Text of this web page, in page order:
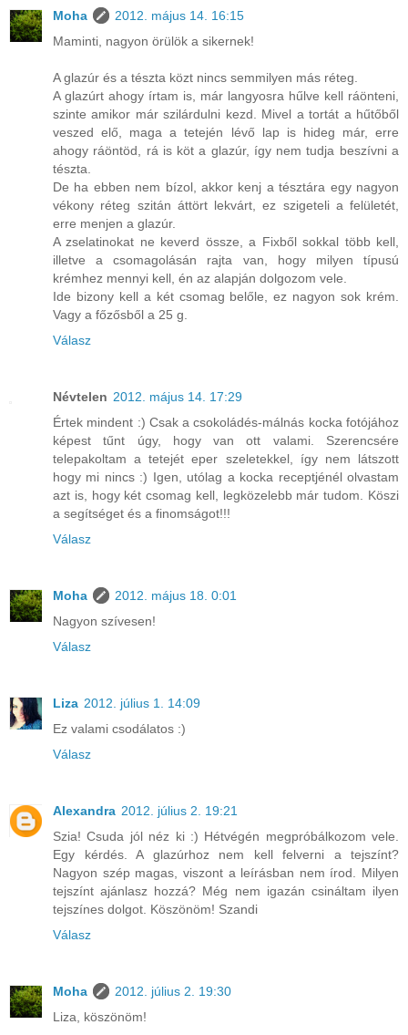
Moha
2012. május 14. 16:15
Maminti, nagyon örülök a sikernek!
A glazúr és a tészta közt nincs semmilyen más réteg.
A glazúrt ahogy írtam is, már langyosra hűlve kell ráönteni,
szinte amikor már szilárdulni kezd. Mivel a tortát a hűtőből
veszed elő, maga a tetején lévő lap is hideg már, erre
ahogy ráöntöd, rá is köt a glazúr, így nem tudja beszívni a
tészta.
De ha ebben nem bízol, akkor kenj a tésztára egy nagyon
vékony réteg szitán áttört lekvárt, ez szigeteli a felületét,
erre menjen a glazúr.
A zselatinokat ne keverd össze, a Fixből sokkal több kell,
illetve a csomagolásán rajta van, hogy milyen típusú
krémhez mennyi kell, én az alapján dolgozom vele.
Ide bizony kell a két csomag belőle, ez nagyon sok krém.
Vagy a főzősből a 25 g.
Válasz
Névtelen 2012. május 14. 17:29
Értek mindent :) Csak a csokoládés-málnás kocka fotójához
képest tűnt úgy, hogy van ott valami. Szerencsére
telepakoltam a tetejét eper szeletekkel, így nem látszott
hogy mi nincs :) Igen, utólag a kocka receptjénél olvastam
azt is, hogy két csomag kell, legközelebb már tudom. Köszi
a segítséget és a finomságot!!!
Válasz
Moha
2012. május 18. 0:01
Nagyon szívesen!
Válasz
Liza 2012. július 1. 14:09
Ez valami csodálatos :)
Válasz
Alexandra 2012. július 2. 19:21
Szia! Csuda jól néz ki :) Hétvégén megpróbálkozom vele.
Egy kérdés. A glazúrhoz nem kell felverni a tejszínt?
Nagyon szép magas, viszont a leírásban nem írod. Milyen
tejszínt ajánlasz hozzá? Még nem igazán csináltam ilyen
tejszínes dolgot. Köszönöm! Szandi
Válasz
Moha
2012. július 2. 19:30
Liza, köszönöm!